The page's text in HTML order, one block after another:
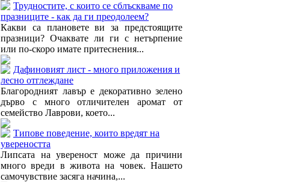
Трудностите, с които се сблъскваме по
празниците - как да ги преодолеем?
Какви са плановете ви за предстоящите
празници? Очаквате ли ги с нетърпение
или по-скоро имате притеснения...
Дафиновият лист - много приложения и
лесно отглеждане
Благородният лавър е декоративно зелено
дърво с много отличителен аромат от
семейство Лаврови, което...
Типове поведение, които вредят на
увереността
Липсата на увереност може да причини
много вреди в живота на човек. Нашето
самочувствие засяга начина,...